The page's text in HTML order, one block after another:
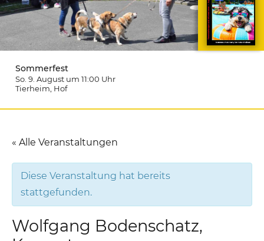
Sommerfest
So. 9. August um 11:00 Uhr
Tierheim , Hof
« Alle Veranstaltungen
Diese Veranstaltung hat bereits
stattgefunden.
Wolfgang Bodenschatz,